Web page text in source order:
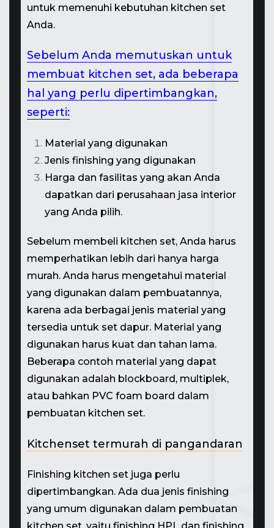
untuk memenuhi kebutuhan kitchen set
Anda.
Sebelum Anda memutuskan untuk
membuat kitchen set, ada beberapa
hal yang perlu dipertimbangkan,
seperti:
Material yang digunakan
Jenis finishing yang digunakan
Harga dan fasilitas yang akan Anda
dapatkan dari perusahaan jasa interior
yang Anda pilih.
Sebelum membeli kitchen set, Anda harus
memperhatikan lebih dari hanya harga
murah. Anda harus mengetahui material
yang digunakan dalam pembuatannya,
karena ada berbagai jenis material yang
tersedia untuk set dapur. Material yang
digunakan harus kuat dan tahan lama.
Beberapa contoh material yang dapat
digunakan adalah blockboard, multiplek,
atau bahkan PVC foam board dalam
pembuatan kitchen set.
Kitchenset termurah di pangandaran
Finishing kitchen set juga perlu
dipertimbangkan. Ada dua jenis finishing
yang umum digunakan dalam pembuatan